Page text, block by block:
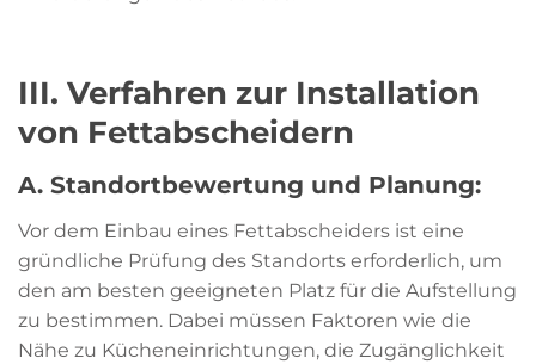
III. Verfahren zur Installation
von Fettabscheidern
A. Standortbewertung und Planung:
Vor dem Einbau eines Fettabscheiders ist eine
gründliche Prüfung des Standorts erforderlich, um
den am besten geeigneten Platz für die Aufstellung
zu bestimmen. Dabei müssen Faktoren wie die
Nähe zu Kücheneinrichtungen, die Zugänglichkeit